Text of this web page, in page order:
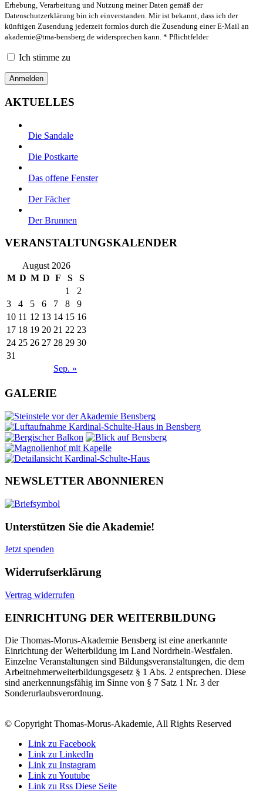
Erhebung, Verarbeitung und Nutzung meiner Daten gemäß der
Datenschutzerklärung bin ich einverstanden. Mir ist bekannt, dass ich der
künftigen Zusendung jederzeit formlos durch die Zusendung einer E-Mail an
akademie@tma-bensberg.de widersprechen kann. * Pflichtfelder
Ich stimme zu
AKTUELLES
Die Sandale
Die Postkarte
Das offene Fenster
Der Fächer
Der Brunnen
VERANSTALTUNGSKALENDER
August 2026
M D M D F S S
Sep. »
1
2
3
4 5 6 7 8
9
10 11 12 13 14 15 16
17 18 19 20 21 22 23
24 25 26 27 28 29 30
31
GALERIE
NEWSLETTER ABONNIEREN
Unterstützen Sie die Akademie!
Jetzt spenden
Widerrufserklärung
Vertrag widerrufen
EINRICHTUNG DER WEITERBILDUNG
Die Thomas-Morus-Akademie Bensberg ist eine anerkannte
Einrichtung der Weiterbildung im Land Nordrhein-Westfalen.
Einzelne Veranstaltungen sind Bildungsveranstaltungen, die dem
Arbeitnehmerweiterbildungsgesetz § 1 Abs. 2 entsprechen. Diese
sind anerkennungsfähig im Sinne von § 7 Satz 1 Nr. 3 der
Sonderurlaubsverordnung.
© Copyright Thomas-Morus-Akademie, All Rights Reserved
Link zu Facebook
Link zu LinkedIn
Link zu Instagram
Link zu Youtube
Link zu Rss Diese Seite